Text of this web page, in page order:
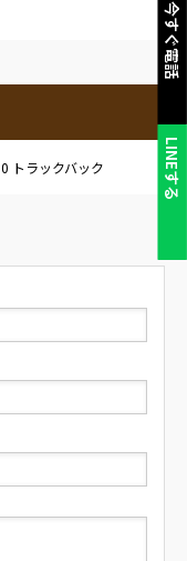
今すぐ電話
LINEする
0 トラックバック